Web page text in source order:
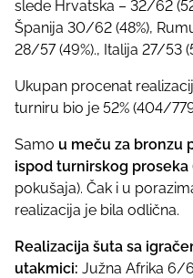
slede Hrvatska – 32/62
Španija 30/62 (48%),
28/57 (49%)., Italija 27/53
Ukupan procenat
turniru bio je 52% (404/
Samo u meču za bronzu
ispod turnirskog proseka
pokušaja). Čak i u
realizacija je bila odlična.
Realizacija šuta sa
utakmici: Južna Afrika 6/